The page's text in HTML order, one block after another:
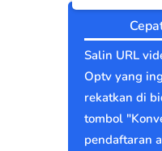
Salin URL
Optv yang
rekatkan di
tombol
pendaftaran